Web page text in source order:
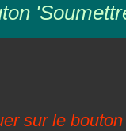
sur le